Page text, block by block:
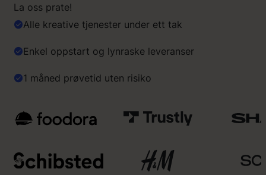
La oss prate!
Alle kreative tjenester under ett tak
Enkel oppstart og lynraske leveranser
1 måned prøvetid uten risiko